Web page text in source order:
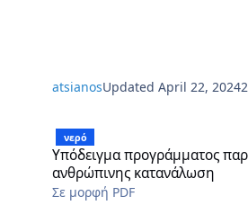
atsianosUpdatedApril 22, 2024
νερό
Υπόδειγμα προγράμματος
ανθρώπινης κατανάλωση
Σε μορφή PDF